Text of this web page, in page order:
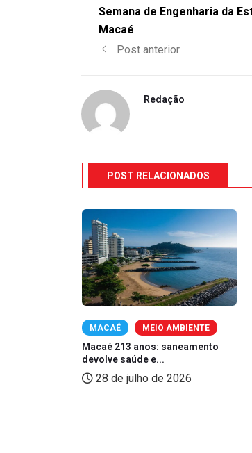
Semana de Engenharia da
Macaé
Post anterior
Redação
POST RELACIONADOS
MACAÉ MEIO AMBIENTE
Macaé 213 anos: saneamento
devolve saúde e...
28 de julho de 2026